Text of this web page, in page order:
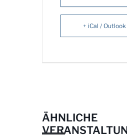
+ iCal /
ÄHNLICHE